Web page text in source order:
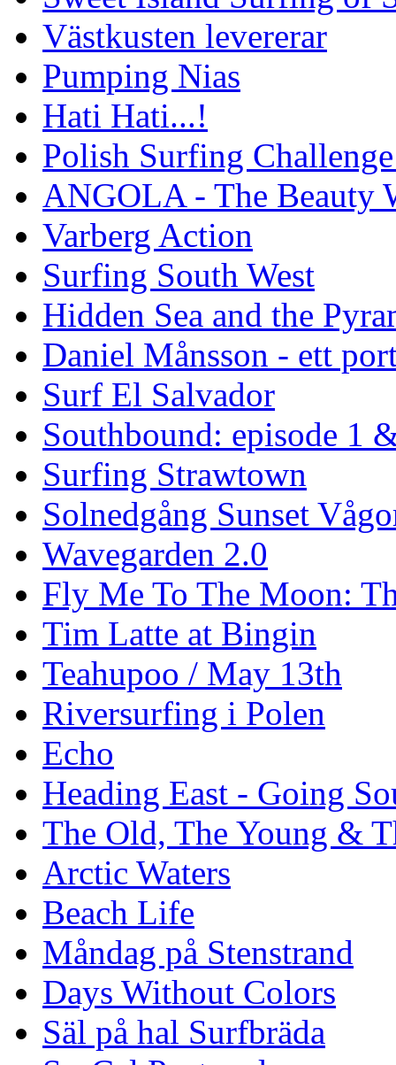
Västkusten levererar
Pumping Nias
Hati Hati...!
Polish Surfing
ANGOLA - The Beauty
Varberg Action
Surfing South West
Hidden Sea and the
Daniel Månsson - ett
Surf El Salvador
Southbound: episode 1
Surfing Strawtown
Solnedgång Sunset
Wavegarden 2.0
Fly Me To The Moon:
Tim Latte at Bingin
Teahupoo / May 13th
Riversurfing i Polen
Echo
Heading East - Going
The Old, The Young &
Arctic Waters
Beach Life
Måndag på Stenstrand
Days Without Colors
Säl på hal Surfbräda